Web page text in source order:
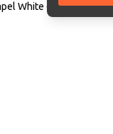
White 600ml